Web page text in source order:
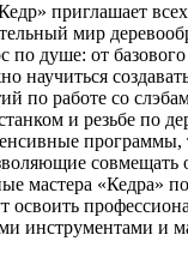
приглашает
мир
по душе: от базового
научиться
по работе со
и резьбе по
программы,
совмещать
мастера «Кедра»
освоить
инструментами и